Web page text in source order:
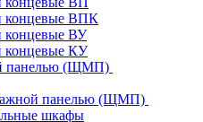
концевые ВПК
концевые ВУ
концевые КУ
панелью (ЩМП)
панелью (ЩМП)
шкафы